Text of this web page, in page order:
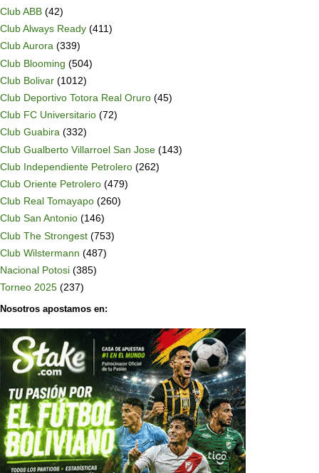
Club ABB (42)
Club Always Ready (411)
Club Aurora (339)
Club Blooming (504)
Club Bolivar (1012)
Club Deportivo Totora Real Oruro (45)
Club FC Universitario (72)
Club Guabira (332)
Club Gualberto Villarroel San Jose (143)
Club Independiente Petrolero (262)
Club Oriente Petrolero (479)
Club Real Tomayapo (260)
Club San Antonio (146)
Club The Strongest (753)
Club Wilstermann (487)
Nacional Potosi (385)
Torneo 2025 (237)
Nosotros apostamos en: